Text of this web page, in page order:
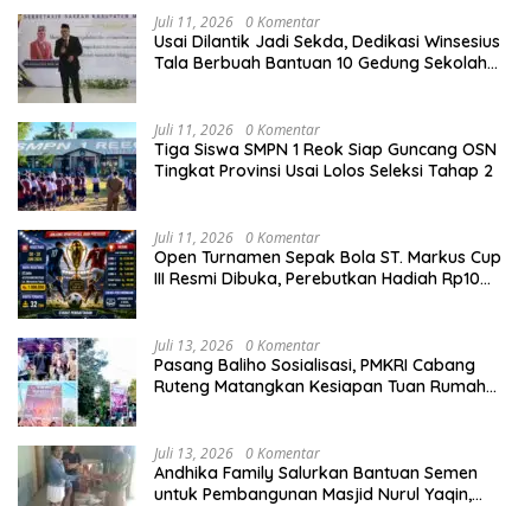
Juli 11, 2026 0 Komentar
Usai Dilantik Jadi Sekda, Dedikasi Winsesius
Tala Berbuah Bantuan 10 Gedung Sekolah
Juli 11, 2026 0 Komentar
Tiga Siswa SMPN 1 Reok Siap Guncang OSN
Tingkat Provinsi Usai Lolos Seleksi Tahap 2
Juli 11, 2026 0 Komentar
Open Turnamen Sepak Bola ST. Markus Cup
III Resmi Dibuka, Perebutkan Hadiah Rp10
Juli 13, 2026 0 Komentar
Pasang Baliho Sosialisasi, PMKRI Cabang
Ruteng Matangkan Kesiapan Tuan Rumah
Juli 13, 2026 0 Komentar
Andhika Family Salurkan Bantuan Semen
untuk Pembangunan Masjid Nurul Yaqin,